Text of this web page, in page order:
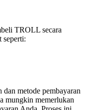
TROLL secara
seperti:
dan metode pembayaran
mungkin memerlukan